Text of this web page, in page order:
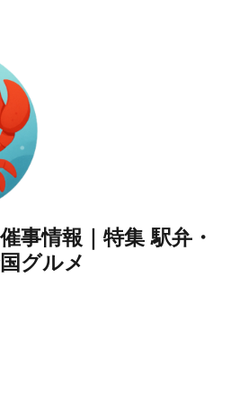
事情報｜特集 駅弁・
グルメ